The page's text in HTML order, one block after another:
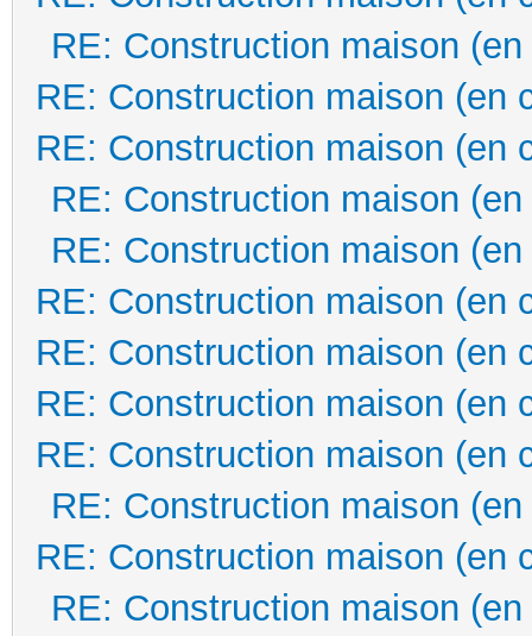
RE: Construction maison
RE: Construction maison (en
RE: Construction maison (en
RE: Construction maison
RE: Construction maison
RE: Construction maison (en
RE: Construction maison (en
RE: Construction maison (en
RE: Construction maison (en
RE: Construction maison
RE: Construction maison (en
RE: Construction maison